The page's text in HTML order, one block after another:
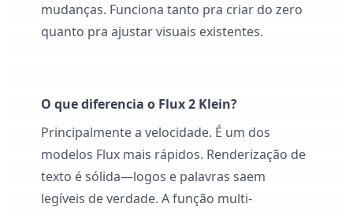
mudanças. Funciona tanto pra criar do zero
quanto pra ajustar visuais existentes.
O que diferencia o Flux 2 Klein?
Principalmente a velocidade. É um dos
modelos Flux mais rápidos. Renderização de
texto é sólida—logos e palavras saem
legíveis de verdade. A função multi-